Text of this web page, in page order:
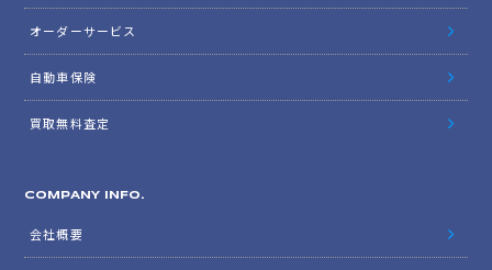
オーダーサービス
自動車保険
買取無料査定
COMPANY INFO.
会社概要